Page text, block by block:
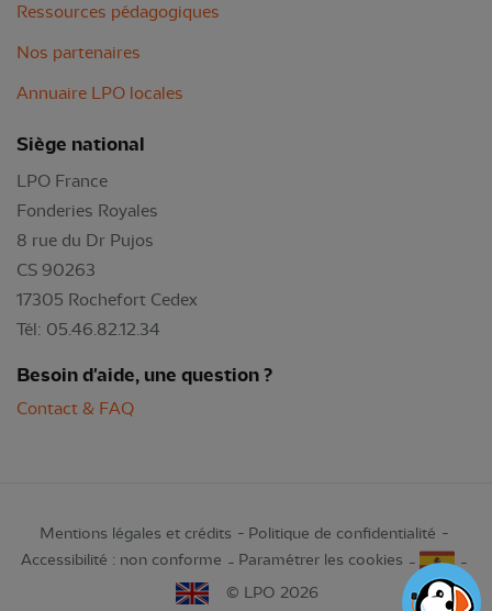
Ressources pédagogiques
Nos partenaires
Annuaire LPO locales
Siège national
LPO France
Fonderies Royales
8 rue du Dr Pujos
CS 90263
17305 Rochefort Cedex
Tél: 05.46.82.12.34
Besoin d'aide, une question ?
Contact & FAQ
Mentions légales et crédits
Politique de confidentialité
Accessibilité : non conforme
Paramétrer les cookies
© LPO 2026